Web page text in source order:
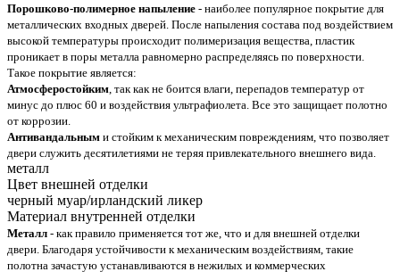
Порошково-полимерное напыление - наиболее популярное покрытие для
металлических входных дверей. После напыления состава под воздействием
высокой температуры происходит полимеризация вещества, пластик
проникает в поры металла равномерно распределяясь по поверхности.
Такое покрытие является:
Атмосферостойким , так как не боится влаги, перепадов температур от
минус до плюс 60 и воздействия ультрафиолета. Все это защищает полотно
от коррозии.
Антивандальным и стойким к механическим повреждениям, что позволяет
двери служить десятилетиями не теряя привлекательного внешнего вида.
металл
Цвет внешней отделки
черный муар/ирландский ликер
Материал внутренней отделки
Металл - как правило применяется тот же, что и для внешней отделки
двери. Благодаря устойчивости к механическим воздействиям, такие
полотна зачастую устанавливаются в нежилых и коммерческих